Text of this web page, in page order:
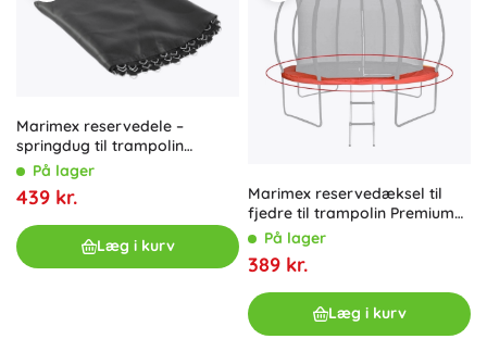
Marimex reservedele –
springdug til trampolin
Premium 396 cm (80 fjedre)
På lager
439 kr.
Læg i kurv
Marimex reservedæksel til
fjedre til trampolin Premium
305 cm
På lager
389 kr.
Læg i kurv